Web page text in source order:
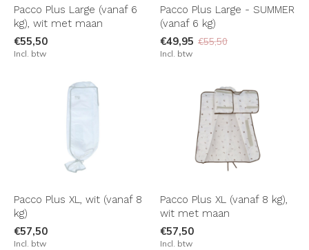
Pacco Plus Large (vanaf 6
kg), wit met maan
€55,50
Incl. btw
Pacco Plus Large - SUMMER
(vanaf 6 kg)
€49,95 €55,50
Incl. btw
Pacco Plus XL, wit (vanaf 8
kg)
€57,50
Incl. btw
Pacco Plus XL (vanaf 8 kg),
wit met maan
€57,50
Incl. btw